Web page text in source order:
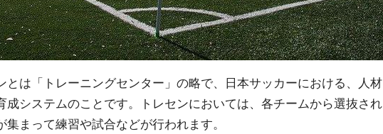
とは「トレーニングセンター」の略で、日本サッカーにおける、人材
成システムのことです。トレセンにおいては、各チームから選抜され
集まって練習や試合などが行われます。